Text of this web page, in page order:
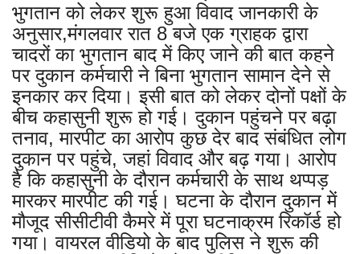
भुगतान को लेकर शुरू हुआ विवाद जानकारी के
अनुसार,मंगलवार रात 8 बजे एक ग्राहक द्वारा
चादरों का भुगतान बाद में किए जाने की बात कहने
पर दुकान कर्मचारी ने बिना भुगतान सामान देने से
इनकार कर दिया। इसी बात को लेकर दोनों पक्षों के
बीच कहासुनी शुरू हो गई। दुकान पहुंचने पर बढ़ा
तनाव, मारपीट का आरोप कुछ देर बाद संबंधित लोग
दुकान पर पहुंचे, जहां विवाद और बढ़ गया। आरोप
है कि कहासुनी के दौरान कर्मचारी के साथ थप्पड़
मारकर मारपीट की गई। घटना के दौरान दुकान में
मौजूद सीसीटीवी कैमरे में पूरा घटनाक्रम रिकॉर्ड हो
गया। वायरल वीडियो के बाद पुलिस ने शुरू की